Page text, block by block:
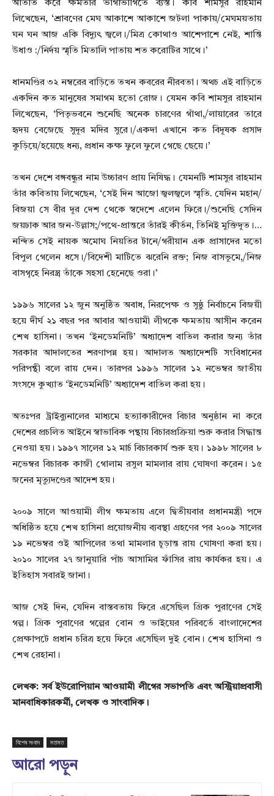
আঁতাত করে ক্ষমতার ভাগাভাগিতে ব্যস্ত। কবি শামসুর রাহমান
লিখেছেন, ‘শ্রাবণের মেঘ আকাশে আকাশে জটলা পাকায়/মেঘময়তায়
ঘন ঘন আজ একি বিদ্যুৎ জ্বলে।/মিত্র কোথাও আশেপাশে নেই, শান্তি
উধাও :/নির্দয় স্মৃতি মিতালি পাতায় শত করোটির সাথে।’
ধানমণ্ডির ৩২ নম্বরের বাড়িতে তখন কবরের নীরবতা। অথচ এই বাড়িতে
একদিন কত মানুষের সমাগম হতো রোজ। যেমন কবি শামসুর রাহমান
লিখেছেন, ‘পিতৃভবনে শুনেছি অনেক চারণের গাঁথা,/লায়ারের তারে
হৃদয় বেজেছে সুদূর মদির সুরে।/একদা এখানে কত বিদূষক প্রসাদ
কুড়িয়ে/হয়েছে ধন্য, প্রধান কক্ষ ফুলে ফুলে গেছে ছেয়ে।’
তখন দেশে বঙ্গবন্ধুর নাম উচ্চারণ প্রায় নিষিদ্ধ। যেমনটি শামসুর রাহমান
তাঁর কবিতায় লিখেছেন, ‘সেই দিন আজো জ্বলজ্বলে স্মৃতি. যেদিন মহান/
বিজয়া সে বীর দূর দেশ থেকে স্বদেশে এলেন ফিরে।/শুনেছি সেদিন
জয়ঢাক আর জন-উল্লাস;/পথে-প্রান্তরে তাঁরই কীর্তন, তিনিই মুক্তিদূত।…
নন্দিত সেই নায়ক অমোঘ নিয়তির টানে/গরীয়ান এক প্রাসাদের মতো
বিপুল গেলেন ধসে।/বিদেশী মাটিতে ঝরেনি রক্ত; নিজ বাসভূমে,/নিজ
বাসগৃহে নিরস্ত্র তাঁকে সহসা হেনেছে ওরা।’
১৯৯৬ সালের ১২ জুন অনুষ্ঠিত অবাধ, নিরপেক্ষ ও সুষ্ঠু নির্বাচনে বিজয়ী
হয়ে দীর্ঘ ২১ বছর পর আবার আওয়ামী লীগকে ক্ষমতায় আসীন করেন
শেখ হাসিনা। তখন ‘ইনডেমনিটি’ অধ্যাদেশ বাতিল করার জন্য তাঁর
সরকার আদালতের শরণাপন্ন হয়। আদালত অধ্যাদেশটি সংবিধানের
পরিপন্থী বলে রায় দেন। তারপর ১৯৯৬ সালের ১২ নভেম্বর জাতীয়
সংসদে কুখ্যাত ‘ইনডেমনিটি’ অধ্যাদেশ বাতিল করা হয়।
অতঃপর ট্রাইব্যুনালের মাধ্যমে হত্যাকারীদের বিচার অনুষ্ঠান না করে
দেশের প্রচলিত আইনে স্বাভাবিক পন্থায় বিচারপ্রক্রিয়া শুরু করার সিদ্ধান্ত
নেওয়া হয়। ১৯৯৭ সালের ১২ মার্চ বিচারকার্য শুরু হয়। ১৯৯৮ সালের ৮
নভেম্বর বিচারক কাজী গোলাম রসুল মামলার রায় ঘোষণা করেন। ১৫
জনের মৃত্যুদণ্ডের আদেশ হয়।
২০০৯ সালে আওয়ামী লীগ ক্ষমতায় এলে দ্বিতীয়বার প্রধানমন্ত্রী পদে
অধিষ্ঠিত হয়ে শেখ হাসিনা প্রয়োজনীয় ব্যবস্থা গ্রহণের পর ২০০৯ সালের
১৯ নভেম্বর ওই আপিলের তথা মামলার চূড়ান্ত রায় ঘোষণা করা হয়।
২০১০ সালের ২৭ জানুয়ারি পাঁচ আসামির ফাঁসির রায় কার্যকর হয়। এ
ইতিহাস সবারই জানা।
আজ সেই দিন, যেদিন বাস্তবতায় ফিরে এসেছিল গ্রিক পুরাণের সেই
গল্প। গ্রিক পুরাণের গল্পের বোন ও ভাইয়ের পরিবর্তে বাংলাদেশের
প্রেক্ষাপটে প্রধান চরিত্র হয়ে ফিরে এসেছিল দুই বোন। শেখ হাসিনা ও
শেখ রেহানা।
লেখক: সর্ব ইউরোপিয়ান আওয়ামী লীগের সভাপতি এবং অস্ট্রিয়াপ্রবাসী
মানবাধিকারকর্মী, লেখক ও সাংবাদিক।
বিশেষ সংবাদ মতামত
আরো পড়ুন